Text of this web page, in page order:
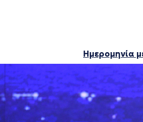
Ημερομηνία